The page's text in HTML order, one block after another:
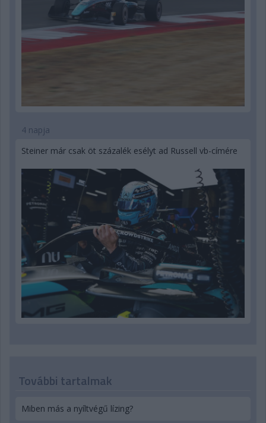
4 napja
Steiner már csak öt százalék esélyt ad Russell vb-címére
További tartalmak
Miben más a nyíltvégű lízing?